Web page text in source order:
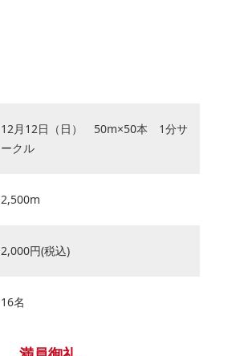
12月12日（日） 50m×50本 1分サ
ークル
2,500m
2,000円(税込)
16名